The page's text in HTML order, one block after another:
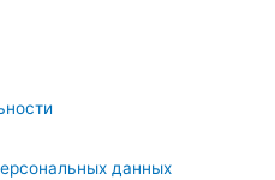
данных